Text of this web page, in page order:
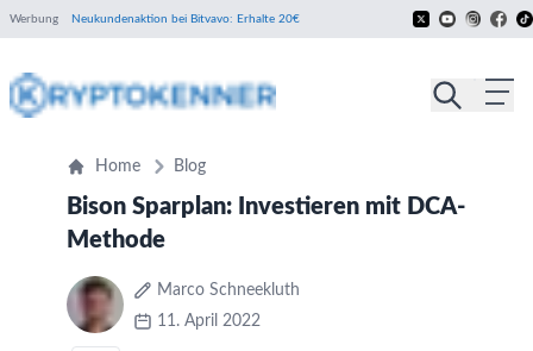
Werbung Neukundenaktion bei Bitvavo: Erhalte 20€
Home Blog
Bison Sparplan: Investieren mit DCA-
Methode
Marco Schneekluth
11. April 2022